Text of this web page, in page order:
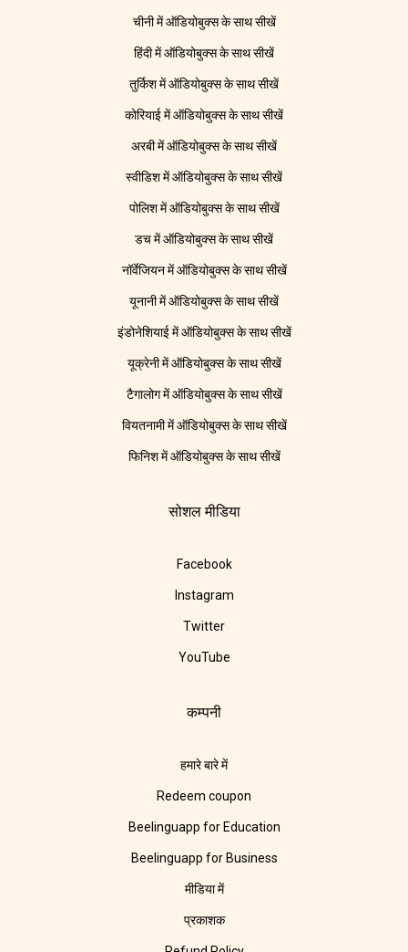
चीनी में ऑडियोबुक्स के साथ सीखें
हिंदी में ऑडियोबुक्स के साथ सीखें
तुर्किश में ऑडियोबुक्स के साथ सीखें
कोरियाई में ऑडियोबुक्स के साथ सीखें
अरबी में ऑडियोबुक्स के साथ सीखें
स्वीडिश में ऑडियोबुक्स के साथ सीखें
पोलिश में ऑडियोबुक्स के साथ सीखें
डच में ऑडियोबुक्स के साथ सीखें
नॉर्वेजियन में ऑडियोबुक्स के साथ सीखें
यूनानी में ऑडियोबुक्स के साथ सीखें
इंडोनेशियाई में ऑडियोबुक्स के साथ सीखें
यूक्रेनी में ऑडियोबुक्स के साथ सीखें
टैगालोग में ऑडियोबुक्स के साथ सीखें
वियतनामी में ऑडियोबुक्स के साथ सीखें
फिनिश में ऑडियोबुक्स के साथ सीखें
सोशल मीडिया
Facebook
Instagram
Twitter
YouTube
कम्पनी
हमारे बारे में
Redeem coupon
Beelinguapp for Education
Beelinguapp for Business
मीडिया में
प्रकाशक